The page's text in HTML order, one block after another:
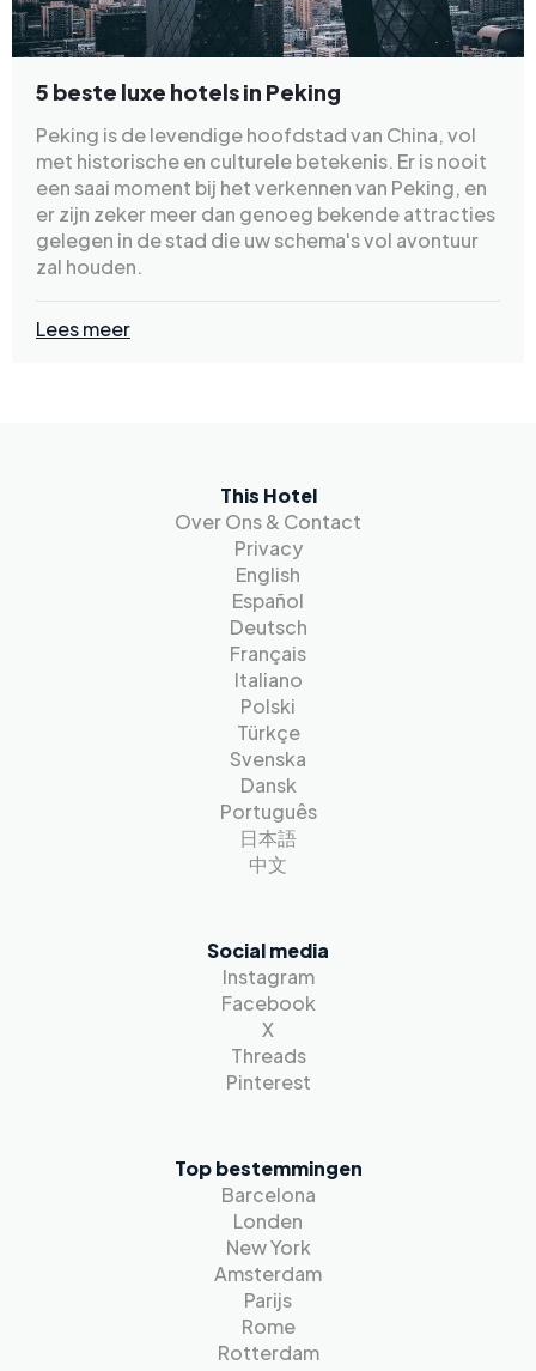
5 beste luxe hotels in Peking
Peking is de levendige hoofdstad van China, vol
met historische en culturele betekenis. Er is nooit
een saai moment bij het verkennen van Peking, en
er zijn zeker meer dan genoeg bekende attracties
gelegen in de stad die uw schema's vol avontuur
zal houden.
Lees meer
This Hotel
Over Ons & Contact
Privacy
English
Español
Deutsch
Français
Italiano
Polski
Türkçe
Svenska
Dansk
Português
日本語
中文
Social media
Instagram
Facebook
X
Threads
Pinterest
Top bestemmingen
Barcelona
Londen
New York
Amsterdam
Parijs
Rome
Rotterdam